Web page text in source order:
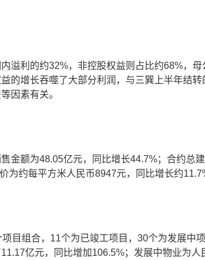
溢利的约32%，非控股权益则占比约68%，
的增长吞噬了大部分利润，与三巽上半年结
因素有关。
金额为48.05亿元，同比增长44.7%；合约总
为约每平方米人民币8947元，同比增长约
目组合，11个为已竣工项目，30个为发展中
亿元，同比增加106.5%；发展中物业为